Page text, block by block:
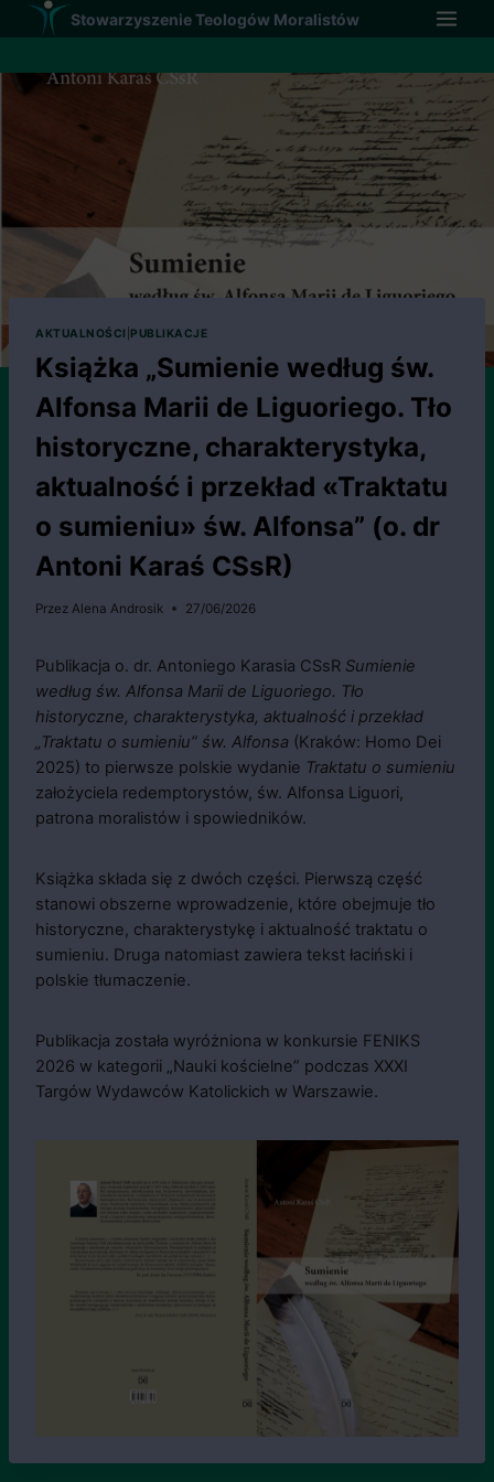
Przejdź
do
Stowarzyszenie Teologów Moralistów
AKTUALNOŚCI PUBLIKACJE
Książka „Sumienie według św.
Alfonsa Marii de Liguoriego. Tło
historyczne, charakterystyka,
aktualność i przekład «Traktatu
o sumieniu» św. Alfonsa” (o. dr
Antoni Karaś CSsR)
Przez Alena Androsik 27/06/2026
Publikacja o. dr. Antoniego Karasia CSsR Sumienie
według św. Alfonsa Marii de Liguoriego. Tło
historyczne, charakterystyka, aktualność i przekład
„Traktatu o sumieniu” św. Alfonsa (Kraków: Homo Dei
2025) to pierwsze polskie wydanie Traktatu o sumieniu
założyciela redemptorystów, św. Alfonsa Liguori,
patrona moralistów i spowiedników.
Książka składa się z dwóch części. Pierwszą część
stanowi obszerne wprowadzenie, które obejmuje tło
historyczne, charakterystykę i aktualność traktatu o
sumieniu. Druga natomiast zawiera tekst łaciński i
polskie tłumaczenie.
Publikacja została wyróżniona w konkursie FENIKS
2026 w kategorii „Nauki kościelne” podczas XXXI
Targów Wydawców Katolickich w Warszawie.